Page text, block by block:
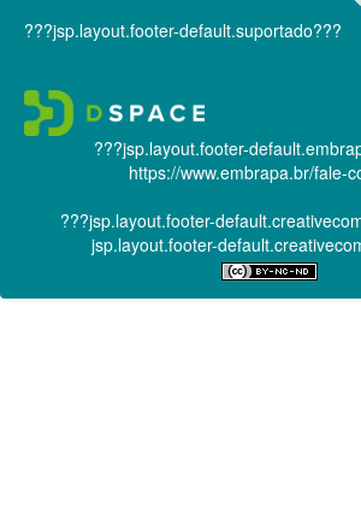
???jsp.layout.footer-default.suportado???
???jsp.layout.footer-
https://www.embrapa.br/fale-
???jsp.layout.footer-
jsp.layout.footer-